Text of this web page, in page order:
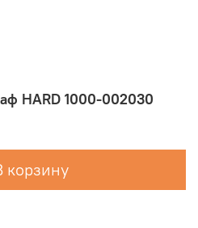
HARD 1000-002030
корзину